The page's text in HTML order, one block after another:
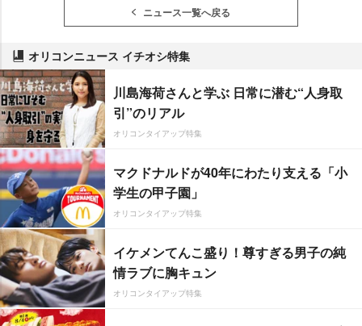
ニュース一覧へ戻る
オリコンニュース イチオシ特集
川島海荷さんと学ぶ 日常に潜む“人身取
引”のリアル
オリコンタイアップ特集
マクドナルドが40年にわたり支える「小
学生の甲子園」
オリコンタイアップ特集
イケメンてんこ盛り！尊すぎる男子の純
情ラブに胸キュン
オリコンタイアップ特集